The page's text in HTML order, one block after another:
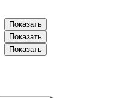
Показать
Показать
Показать